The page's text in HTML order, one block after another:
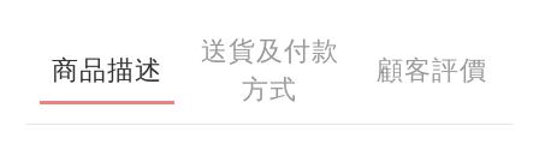
商品描述
送貨及付款
方式
顧客評價